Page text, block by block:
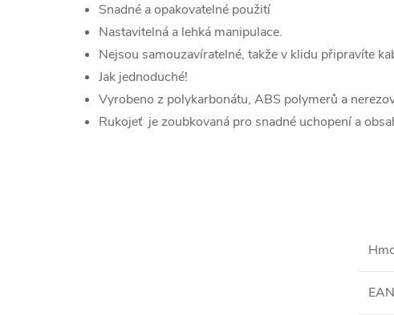
Snadné a opakovatelné použití
Nastavitelná a lehká manipulace.
Nejsou samouzavíratelné, takže v klidu připravíte
Jak jednoduché!
Vyrobeno z polykarbonátu, ABS polymerů a
Rukojeť je zoubkovaná pro snadné uchopení a
EAN